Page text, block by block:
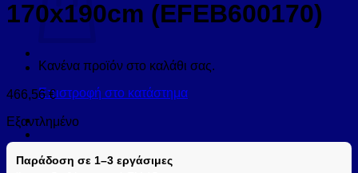
Κανένα προϊόν στο καλάθι σας.
Επιστροφή στο κατάστημα
170x190cm (EFEB600170)
466,56€
Εξαντλημένο
Παράδοση σε 1–3 εργάσιμες